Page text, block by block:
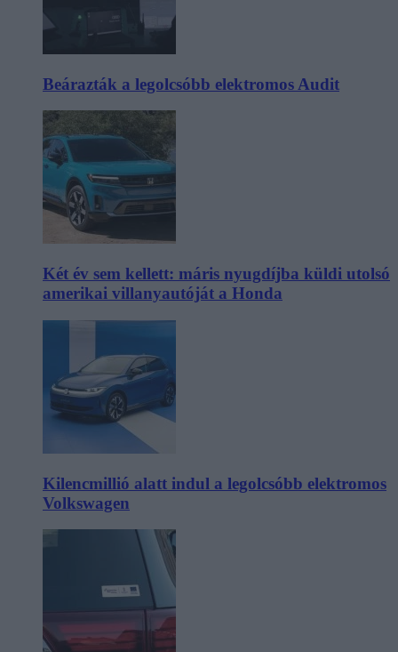
Beárazták a legolcsóbb elektromos Audit
Két év sem kellett: máris nyugdíjba küldi utolsó
amerikai villanyautóját a Honda
Kilencmillió alatt indul a legolcsóbb elektromos
Volkswagen